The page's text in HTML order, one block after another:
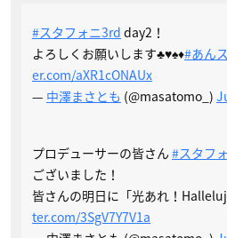
#スタフォニ3rd day2！
よろしくお願いします♣️♥️♠️♦️#あん
er.com/aXR1cONAUx
— 中澤まさとも (@masatomo_)
プロデューサーの皆さん #スタフ
ございました！
皆さんの明日に「光あれ！
ter.com/3SgV7Y7V1a